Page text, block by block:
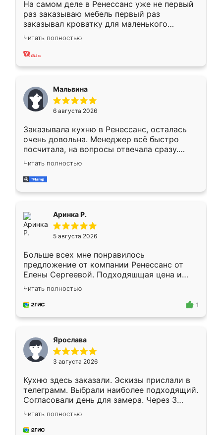
На самом деле в Ренессанс уже не первый
раз заказываю мебель первый раз
заказывал кроватку для маленького
ребёнка при его рождении ,во второй раз
заказал шкаф-купе. По качеству очень
хорошее сборка достаточно быстрая,
меньше, здесь же он более разнообразный.
Мне нравится ,если что-то потребуется из
мебели буду заказывать только здесь.
Читать полностью
Мальвина
6 августа 2026
Заказывала кухню в Ренессанс, осталась
очень довольна. Менеджер всё быстро
посчитала, на вопросы отвечала сразу.
Замерщик приехал в субботу, подошёл к
делу со всей ответственностью. Собрали
за день, ребята работали аккуратно, даже
Читать полностью
Аринка Р.
5 августа 2026
Больше всех мне понравилось
предложение от компании Ренессанс от
Елены Сергеевой. Подходяшщая цена и
короткие сроки изготовления. Приехавший
для замера сотрудник Владислав
предложил по моему эскизу самый
Читать полностью
1
Ярослава
3 августа 2026
Кухню здесь заказали. Эскизы прислали в
телеграмм. Выбрали наиболее подходящий.
Согласовали день для замера. Через 3
недели кухня была уже готова. Остались
довольны работой. Спасибо Ренессанс
мебель за качественную работу!
Читать полностью